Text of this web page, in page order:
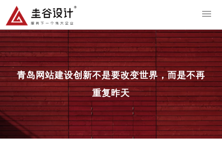
青岛网站建设创新不是要改变世界，而是不再
重复昨天